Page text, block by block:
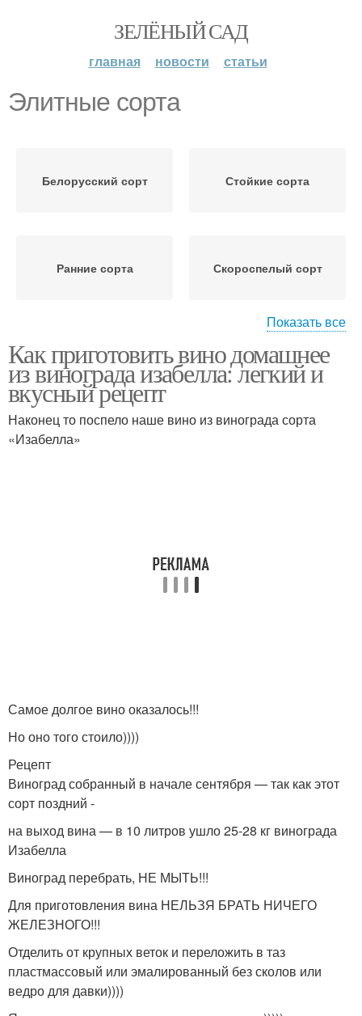
ЗЕЛЁНЫЙ САД
главная новости статьи
Элитные сорта
Белорусский сорт Стойкие сорта
Ранние сорта Скороспелый сорт
Хорошие сорта Урожайные сорта
Урожайный сорт
Ранний сорт
Показать все
Как приготовить вино домашнее
из винограда изабелла: легкий и
вкусный рецепт
Наконец то поспело наше вино из винограда сорта
«Изабелла»
Самое долгое вино оказалось!!!
Но оно того стоило))))
Рецепт
Виноград собранный в начале сентября — так как этот
сорт поздний -
на выход вина — в 10 литров ушло 25-28 кг винограда
Изабелла
Виноград перебрать, НЕ МЫТЬ!!!
Для приготовления вина НЕЛЬЗЯ БРАТЬ НИЧЕГО
ЖЕЛЕЗНОГО!!!
Отделить от крупных веток и переложить в таз
пластмассовый или эмалированный без сколов или
ведро для давки))))